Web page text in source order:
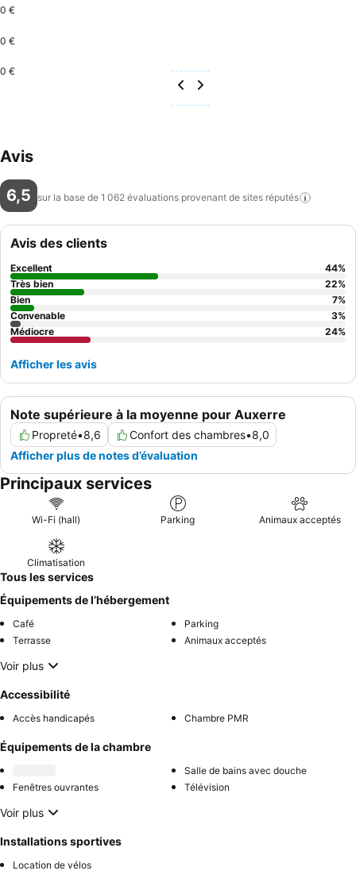
0 €
0 €
0 €
Avis
6,5 sur la base de 1 062 évaluations provenant de sites réputés
Note supérieure à la moyenne pour Auxerre
Propreté•8,6 Confort des chambres•8,0
Afficher plus de notes d’évaluation
Avis des clients
Excellent 44%
Très bien
22%
Bien
7%
Convenable
3%
Médiocre
24%
Afficher les avis
Principaux services
Wi-Fi (hall) Parking Animaux acceptés
Climatisation
Tous les services
Équipements de l’hébergement
Café
Parking
Terrasse
Animaux acceptés
Voir plus
Accessibilité
Accès handicapés Chambre PMR
Équipements de la chambre
Salle de bains avec douche
Fenêtres ouvrantes
Télévision
Voir plus
Installations sportives
Location de vélos